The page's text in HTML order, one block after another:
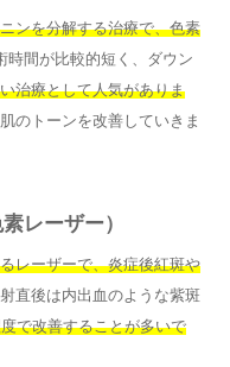
ンを分解する治療で、色素
時間が比較的短く、ダウン
治療として人気がありま
のトーンを改善していきま
レーザー）
レーザーで、炎症後紅斑や
直後は内出血のような紫斑
で改善することが多いで